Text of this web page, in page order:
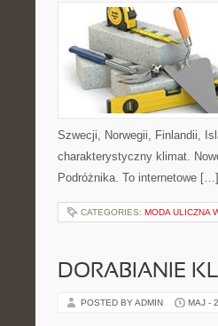
Szwecji, Norwegii, Finlandii,
charakterystyczny klimat.
Podróżnika. To internetowe […]
CATEGORIES: MODA ULICZNA
DORABIANIE
POSTED BY ADMIN MAJ -